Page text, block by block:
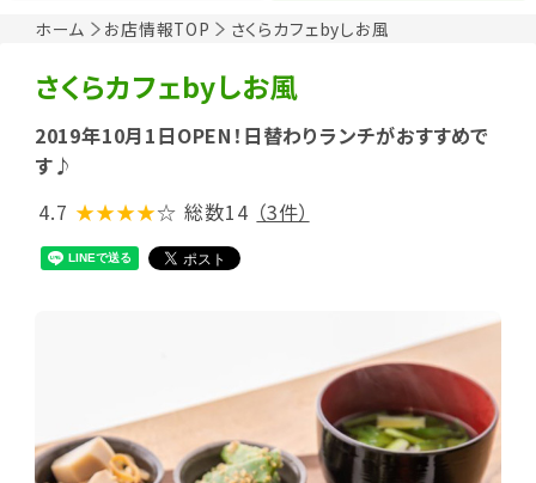
ホーム お店情報TOP さくらカフェbyしお風
さくらカフェbyしお風
2019年10月1日OPEN！日替わりランチがおすすめで
す♪
4.7 ★★★★☆ 総数14 （3件）